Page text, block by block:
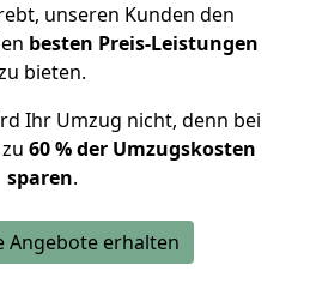
unseren Kunden den
besten Preis-Leistungen
bieten.
Ihr Umzug nicht, denn bei
60 % der Umzugskosten
sparen.
Angebote erhalten